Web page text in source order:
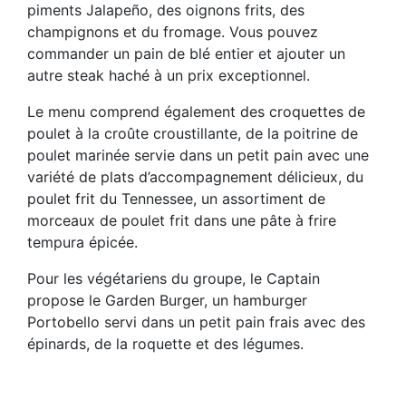
piments Jalapeño, des oignons frits, des
champignons et du fromage. Vous pouvez
commander un pain de blé entier et ajouter un
autre steak haché à un prix exceptionnel.
Le menu comprend également des croquettes de
poulet à la croûte croustillante, de la poitrine de
poulet marinée servie dans un petit pain avec une
variété de plats d’accompagnement délicieux, du
poulet frit du Tennessee, un assortiment de
morceaux de poulet frit dans une pâte à frire
tempura épicée.
Pour les végétariens du groupe, le Captain
propose le Garden Burger, un hamburger
Portobello servi dans un petit pain frais avec des
épinards, de la roquette et des légumes.